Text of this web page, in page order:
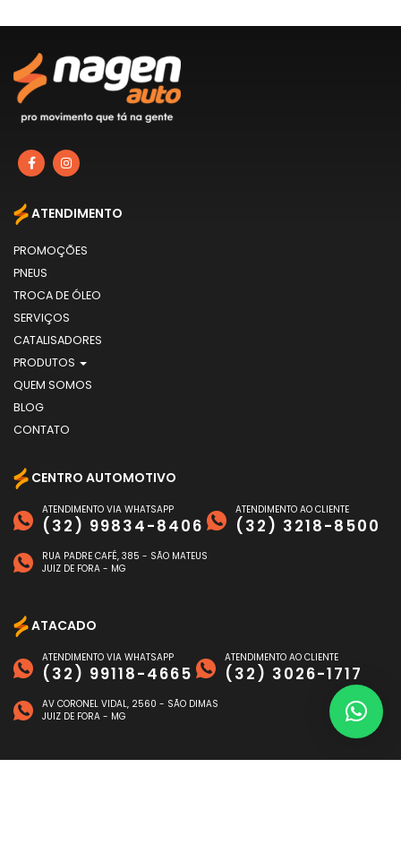
ATENDIMENTO
PROMOÇÕES
PNEUS
TROCA DE ÓLEO
SERVIÇOS
CATALISADORES
PRODUTOS
QUEM SOMOS
BLOG
CONTATO
CENTRO AUTOMOTIVO
ATENDIMENTO VIA WHATSAPP
(32) 99834-8406
ATENDIMENTO AO CLIENTE
(32) 3218-8500
RUA PADRE CAFÉ, 385 - SÃO MATEUS
JUIZ DE FORA - MG
ATACADO
ATENDIMENTO VIA WHATSAPP
(32) 99118-4665
ATENDIMENTO AO CLIENTE
(32) 3026-1717
AV CORONEL VIDAL, 2560 - SÃO DIMAS
JUIZ DE FORA - MG